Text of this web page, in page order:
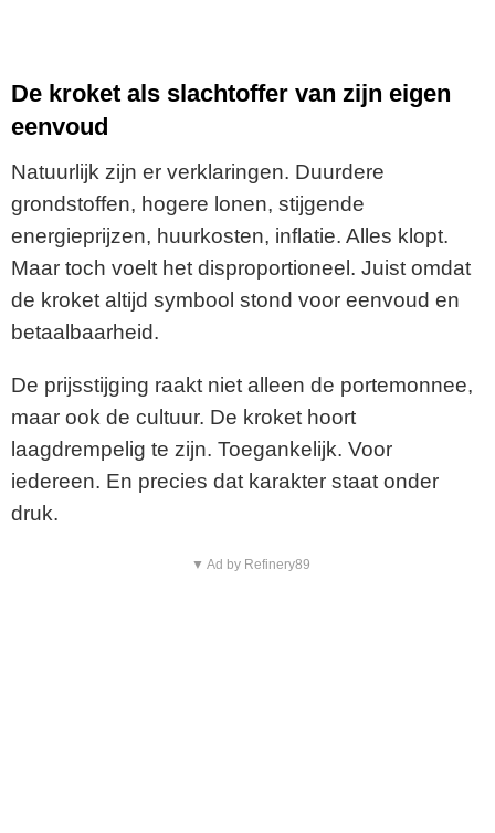
De kroket als slachtoffer van zijn eigen
eenvoud
Natuurlijk zijn er verklaringen. Duurdere
grondstoffen, hogere lonen, stijgende
energieprijzen, huurkosten, inflatie. Alles klopt.
Maar toch voelt het disproportioneel. Juist omdat
de kroket altijd symbool stond voor eenvoud en
betaalbaarheid.
De prijsstijging raakt niet alleen de portemonnee,
maar ook de cultuur. De kroket hoort
laagdrempelig te zijn. Toegankelijk. Voor
iedereen. En precies dat karakter staat onder
druk.
▼ Ad by Refinery89